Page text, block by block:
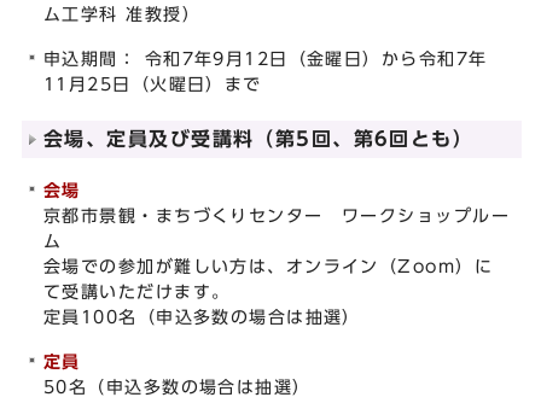
ム工学科 准教授）
申込期間： 令和7年9月12日（金曜日）から令和7年
11月25日（火曜日）まで
会場、定員及び受講料（第5回、第6回とも）
会場
京都市景観・まちづくりセンター ワークショップルー
ム
会場での参加が難しい方は、オンライン（Zoom）に
て受講いただけます。
定員100名（申込多数の場合は抽選）
定員
50名（申込多数の場合は抽選）